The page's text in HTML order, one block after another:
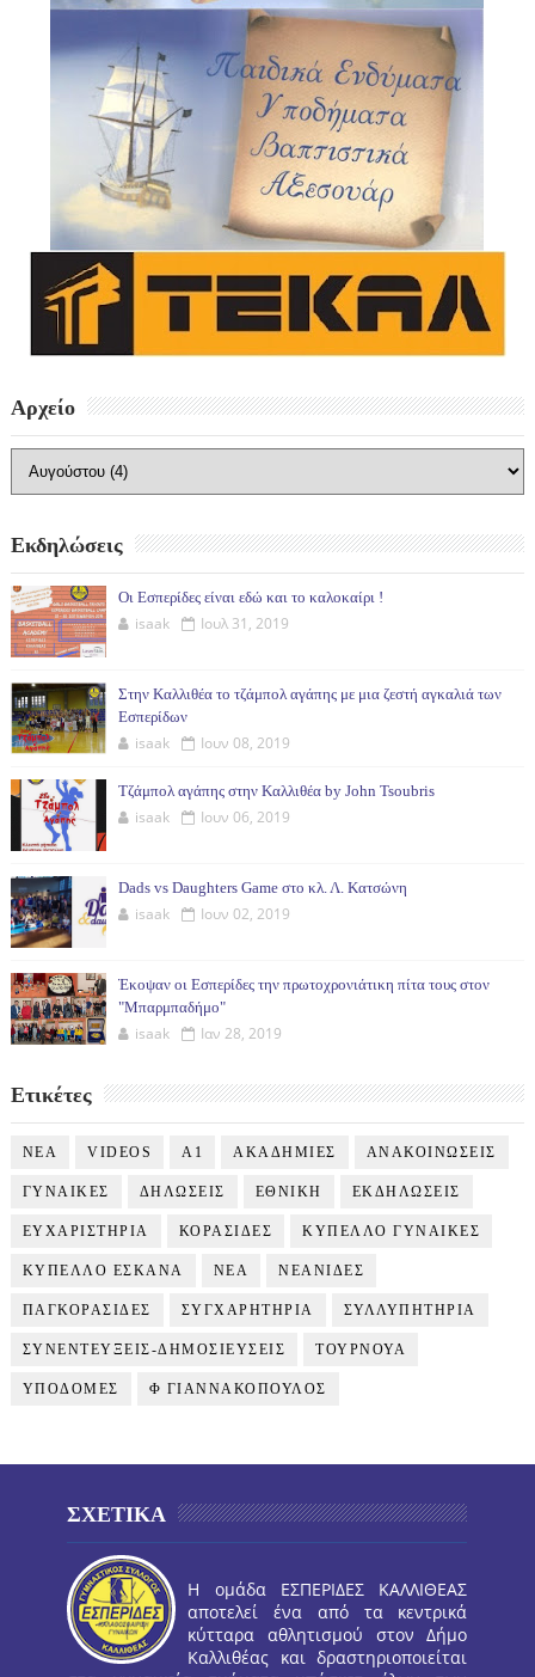
Αρχείο
Εκδηλώσεις
Οι Εσπερίδες είναι εδώ και το καλοκαίρι !
isaak Ιουλ 31, 2019
Στην Καλλιθέα το τζάμπολ αγάπης με μια ζεστή αγκαλιά των
Εσπερίδων
isaak Ιουν 08, 2019
Τζάμπολ αγάπης στην Καλλιθέα by John Tsoubris
isaak Ιουν 06, 2019
Dads vs Daughters Game στο κλ. Λ. Κατσώνη
isaak Ιουν 02, 2019
Έκοψαν οι Εσπερίδες την πρωτοχρονιάτικη πίτα τους στον
"Μπαρμπαδήμο"
isaak Ιαν 28, 2019
Ετικέτες
NEA VIDEOS Α1 ΑΚΑΔΗΜΙΕΣ ΑΝΑΚΟΙΝΩΣΕΙΣ
ΓΥΝΑΙΚΕΣ ΔΗΛΩΣΕΙΣ ΕΘΝΙΚΗ ΕΚΔΗΛΩΣΕΙΣ
ΕΥΧΑΡΙΣΤΗΡΙΑ ΚΟΡΑΣΙΔΕΣ ΚΥΠΕΛΛΟ ΓΥΝΑΙΚΕΣ
ΚΥΠΕΛΛΟ ΕΣΚΑΝΑ ΝΕΑ ΝΕΑΝΙΔΕΣ
ΠΑΓΚΟΡΑΣΙΔΕΣ ΣΥΓΧΑΡΗΤΗΡΙΑ ΣΥΛΛΥΠΗΤΗΡΙΑ
ΣΥΝΕΝΤΕΥΞΕΙΣ-ΔΗΜΟΣΙΕΥΣΕΙΣ ΤΟΥΡΝΟΥΑ
ΥΠΟΔΟΜΕΣ Φ ΓΙΑΝΝΑΚΟΠΟΥΛΟΣ
ΣΧΕΤΙΚΑ
Η ομάδα ΕΣΠΕΡΙΔΕΣ ΚΑΛΛΙΘΕΑΣ
αποτελεί ένα από τα κεντρικά
κύτταρα αθλητισμού στον Δήμο
Καλλιθέας και δραστηριοποιείται